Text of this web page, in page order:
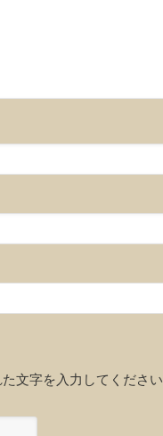
た文字を入力してください